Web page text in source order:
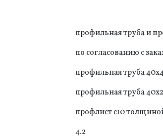
профильная труба и
по согласованию с
профильная труба
профильная труба
профлист с10
4.2